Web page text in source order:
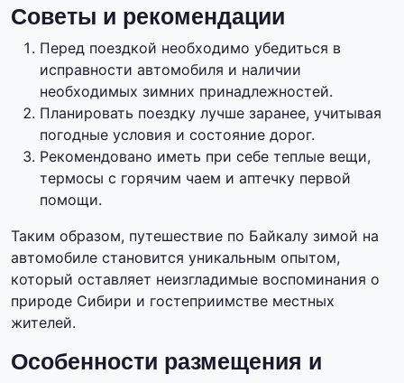
Советы и рекомендации
Перед поездкой необходимо убедиться в
исправности автомобиля и наличии
необходимых зимних принадлежностей.
Планировать поездку лучше заранее, учитывая
погодные условия и состояние дорог.
Рекомендовано иметь при себе теплые вещи,
термосы с горячим чаем и аптечку первой
помощи.
Таким образом, путешествие по Байкалу зимой на
автомобиле становится уникальным опытом,
который оставляет неизгладимые воспоминания о
природе Сибири и гостеприимстве местных
жителей.
Особенности размещения и